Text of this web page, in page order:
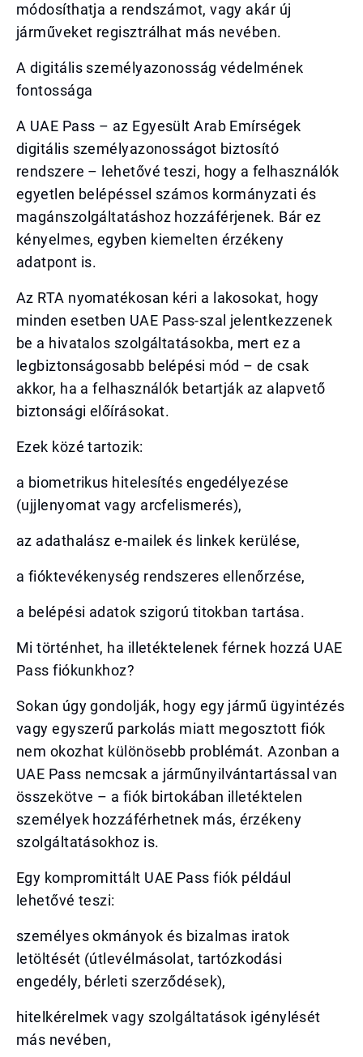
módosíthatja a rendszámot, vagy akár új
járműveket regisztrálhat más nevében.
A digitális személyazonosság védelmének
fontossága
A UAE Pass – az Egyesült Arab Emírségek
digitális személyazonosságot biztosító
rendszere – lehetővé teszi, hogy a felhasználók
egyetlen belépéssel számos kormányzati és
magánszolgáltatáshoz hozzáférjenek. Bár ez
kényelmes, egyben kiemelten érzékeny
adatpont is.
Az RTA nyomatékosan kéri a lakosokat, hogy
minden esetben UAE Pass-szal jelentkezzenek
be a hivatalos szolgáltatásokba, mert ez a
legbiztonságosabb belépési mód – de csak
akkor, ha a felhasználók betartják az alapvető
biztonsági előírásokat.
Ezek közé tartozik:
a biometrikus hitelesítés engedélyezése
(ujjlenyomat vagy arcfelismerés),
az adathalász e-mailek és linkek kerülése,
a fióktevékenység rendszeres ellenőrzése,
a belépési adatok szigorú titokban tartása.
Mi történhet, ha illetéktelenek férnek hozzá UAE
Pass fiókunkhoz?
Sokan úgy gondolják, hogy egy jármű ügyintézés
vagy egyszerű parkolás miatt megosztott fiók
nem okozhat különösebb problémát. Azonban a
UAE Pass nemcsak a járműnyilvántartással van
összekötve – a fiók birtokában illetéktelen
személyek hozzáférhetnek más, érzékeny
szolgáltatásokhoz is.
Egy kompromittált UAE Pass fiók például
lehetővé teszi:
személyes okmányok és bizalmas iratok
letöltését (útlevélmásolat, tartózkodási
engedély, bérleti szerződések),
hitelkérelmek vagy szolgáltatások igénylését
más nevében,